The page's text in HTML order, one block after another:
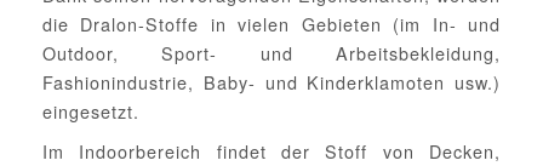
die Dralon-Stoffe in vielen Gebieten (im In- und
Outdoor, Sport- und Arbeitsbekleidung,
Fashionindustrie, Baby- und Kinderklamoten usw.)
eingesetzt.
Im Indoorbereich findet der Stoff von Decken,